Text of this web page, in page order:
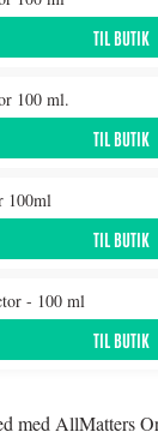
TIL BUTIK
100 ml.
TIL BUTIK
100ml
TIL BUTIK
- 100 ml
TIL BUTIK
med AllMatters